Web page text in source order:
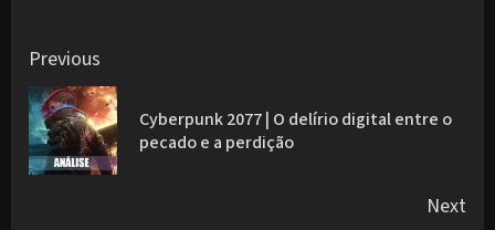
Post
navigation
Previous
Cyberpunk 2077 | O delírio digital entre o
pecado e a perdição
Next